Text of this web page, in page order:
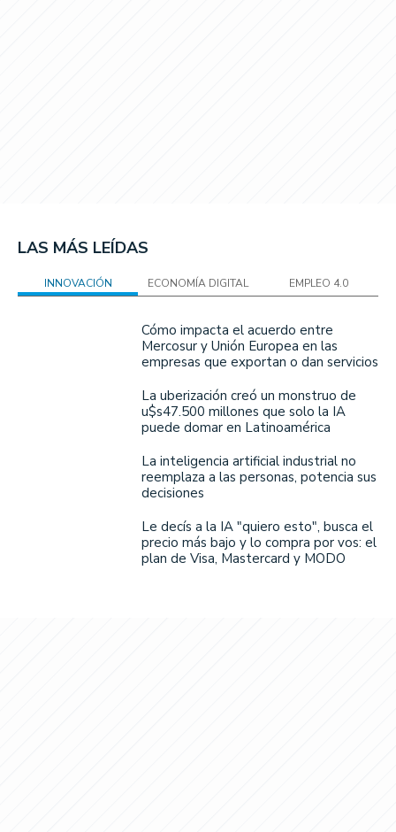
LAS MÁS LEÍDAS
INNOVACIÓN ECONOMÍA DIGITAL EMPLEO 4.0
Cómo impacta el acuerdo entre
Mercosur y Unión Europea en las
empresas que exportan o dan servicios
La uberización creó un monstruo de
u$s47.500 millones que solo la IA
puede domar en Latinoamérica
La inteligencia artificial industrial no
reemplaza a las personas, potencia sus
decisiones
Le decís a la IA "quiero esto", busca el
precio más bajo y lo compra por vos: el
plan de Visa, Mastercard y MODO